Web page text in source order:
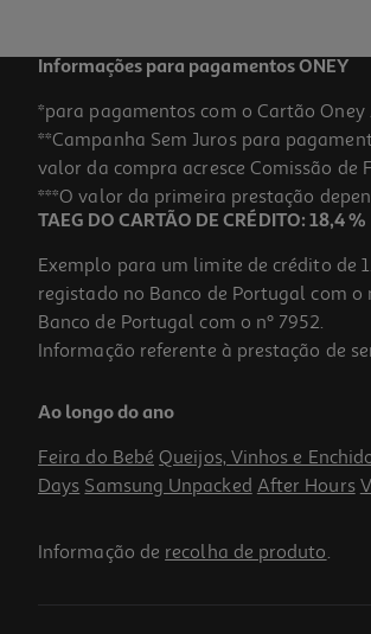
24.99 €/un
24,99 €
Informações para pagamentos ONEY
*para pagamentos com o Cartão
**Campanha Sem Juros para
valor da compra acresce Comissão de
***O valor da primeira prestação
TAEG DO CARTÃO DE CRÉDITO: 18,4 %
Exemplo para um limite de crédito de
registado no Banco de Portugal com
Banco de Portugal com o nº 7952.
Informação referente à prestação de
Ao longo do ano
Feira do Bebé Queijos, Vinhos e
Days Samsung Unpacked After Hours
Informação de recolha de produto.